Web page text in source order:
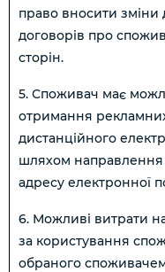
право вносити зміни
договорів про
сторін.
5. Споживач має
отримання
дистанційного
шляхом направлення
адресу електронної
6. Можливі витрати
за користування
обраного